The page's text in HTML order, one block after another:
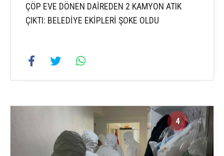
ÇÖP EVE DÖNEN DAİREDEN 2 KAMYON ATIK
ÇIKTI: BELEDİYE EKİPLERİ ŞOKE OLDU
4 4